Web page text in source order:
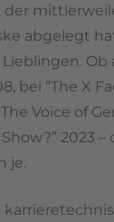
der
abgelegt
bei “The X
Voice of
2023 –
je.